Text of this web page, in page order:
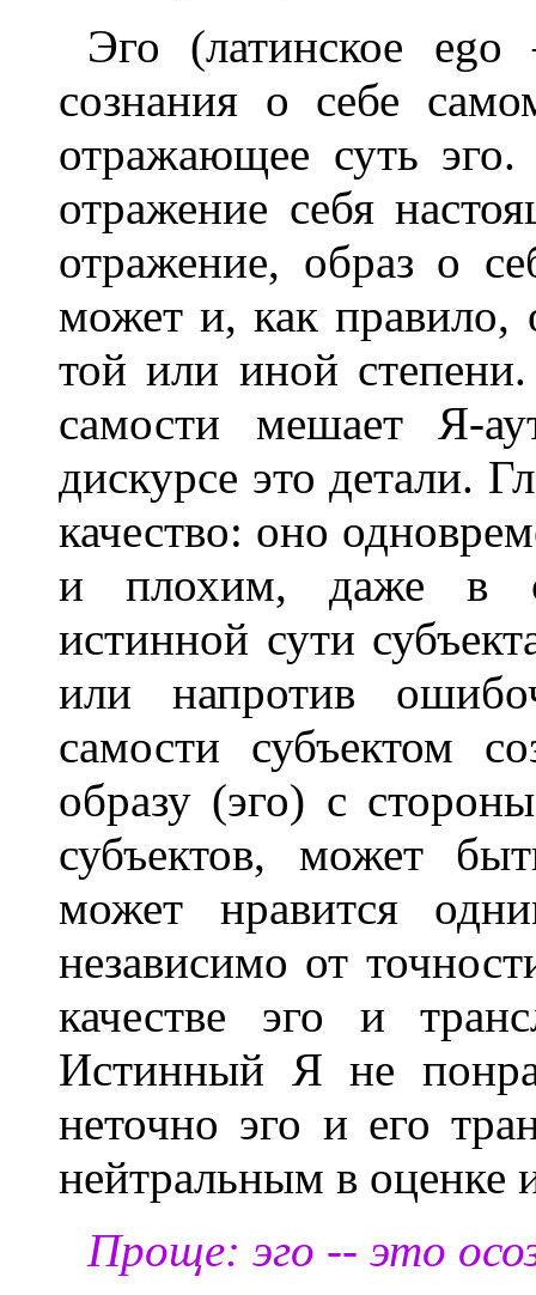
Эго (латинское
сознания о себе
отражающее суть эго.
отражение себя
отражение, образ о
может и, как правило,
той или иной
самости мешает Я-
дискурсе это детали.
качество: оно
и плохим, даже в
истинной сути
или напротив
самости субъектом
образу (эго) с
субъектов, может
может нравится
независимо от
качестве эго и
Истинный Я не
неточно эго и его
нейтральным в оценке
Проще: эго -- это